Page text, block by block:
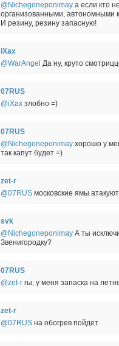
@Nichegoneponimay а если кто
организованными, автономными
И резину, резину запасную!
iXax
@WarAngel Да ну, круто
07RUS
@iXax злобно =)
07RUS
@Nichegoneponimay хорошо у
так капут будет =)
zet-r
@07RUS московские ямы
svk
@Nichegoneponimay А ты
Звенигородку?
07RUS
@zet-r гы, у меня запаска на
zet-r
@07RUS на обогрев пойдет